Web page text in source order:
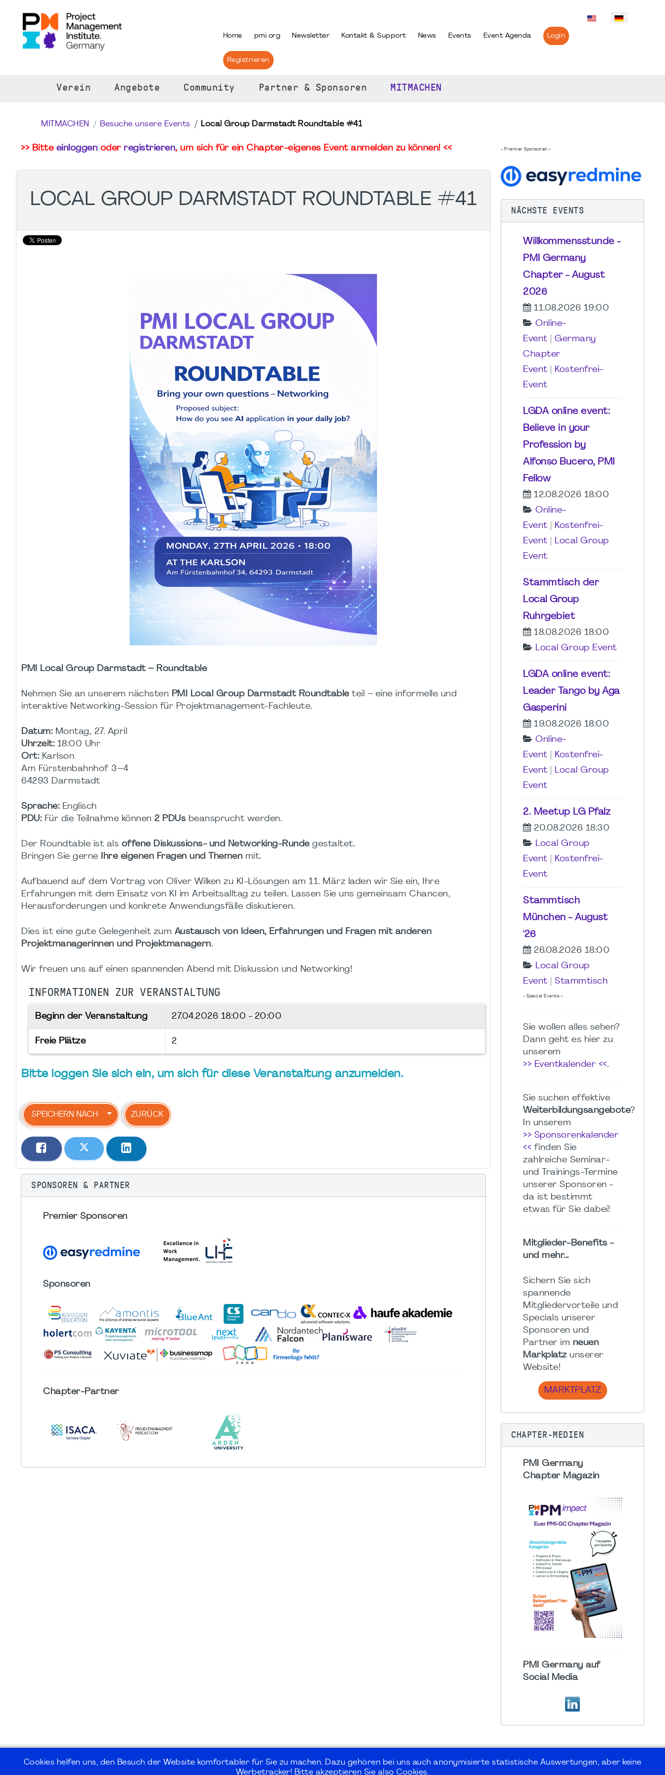
Home pmi.org Newsletter Kontakt & Support News Events Event Agenda Login
Registrieren
Verein Angebote Community Partner & Sponsoren MITMACHEN
MITMACHEN Besuche unsere Events Local Group Darmstadt Roundtable #41
>> Bitte einloggen oder registrieren, um sich für ein Chapter-eigenes Event anmelden zu können! <<
LOCAL GROUP DARMSTADT ROUNDTABLE #41
PMI Local Group Darmstadt – Roundtable
Nehmen Sie an unserem nächsten PMI Local Group Darmstadt Roundtableteil – eine informelle und
interaktive Networking-Session für Projektmanagement-Fachleute.
Datum:Montag, 27. April
Uhrzeit:18:00 Uhr
Ort:Karlson
Am Fürstenbahnhof 3–4
64293 Darmstadt
Sprache:Englisch
PDU:Für die Teilnahme können 2 PDUsbeansprucht werden.
Der Roundtable ist als offene Diskussions- und Networking-Rundegestaltet.
Bringen Sie gerne
Ihre eigenen Fragen und Themen mit.
Aufbauend auf dem Vortrag von Oliver Wilken zu KI-Lösungen am 11. März laden wir Sie ein, Ihre
Erfahrungen mit dem Einsatz von KI im Arbeitsalltag zu teilen. Lassen Sie uns gemeinsam Chancen,
Herausforderungen und konkrete Anwendungsfälle diskutieren.
Dies ist eine gute Gelegenheit zum Austausch von Ideen, Erfahrungen und Fragen mit anderen
Projektmanagerinnen und Projektmanagern.
Wir freuen uns auf einen spannenden Abend mit Diskussion und Networking!
INFORMATIONEN ZUR VERANSTALTUNG
Beginn der Veranstaltung 27.04.2026 18:00 - 20:00
Freie Plätze 2
Bitte loggen Sie sich ein, um sich für diese Veranstaltung anzumelden.
SPEICHERN NACH ZURÜCK
SPONSOREN & PARTNER
Premier Sponsoren
Sponsoren
Chapter-Partner
- Premier Sponsoren -
NÄCHSTE EVENTS
Willkommensstunde -
PMI Germany
Chapter - August
2026
11.08.2026 19:00
Online-
Event
Germany
Chapter
Event
Kostenfrei-
Event
LGDA online event:
Believe in your
Profession by
Alfonso Bucero, PMI
Fellow
12.08.2026 18:00
Online-
Event
Kostenfrei-
Event
Local Group
Event
Stammtisch der
Local Group
Ruhrgebiet
18.08.2026 18:00
Local Group Event
LGDA online event:
Leader Tango by Aga
Gasperini
19.08.2026 18:00
Online-
Event
Kostenfrei-
Event
Local Group
Event
2. Meetup LG Pfalz
20.08.2026 18:30
Local Group
Event
Kostenfrei-
Event
Stammtisch
München - August
'26
26.08.2026 18:00
Local Group
Event
Stammtisch
- Special Events -
Sie wollen alles sehen?
Dann geht es hier zu
unserem
>> Eventkalender <<.
Sie suchen effektive
Weiterbildungsangebote?
In unserem
>> Sponsorenkalender
<< finden Sie
zahlreiche Seminar-
und Trainings-Termine
unserer Sponsoren -
da ist bestimmt
etwas für Sie dabei!
Mitglieder-Benefits -
und mehr...
Sichern Sie sich
spannende
Mitgliedervorteile und
Specials unserer
Sponsoren und
Partner im neuen
Markplatzunserer
Website!
MARKTPLATZ
CHAPTER-MEDIEN
PMI Germany
Chapter Magazin
PMI Germany auf
Social Media
Cookies helfen uns, den Besuch der Website komfortabler für Sie zu machen. Dazu gehören bei uns auch anonymisierte statistische Auswertungen, aber keine
Werbetracker! Bitte akzeptieren Sie also Cookies.